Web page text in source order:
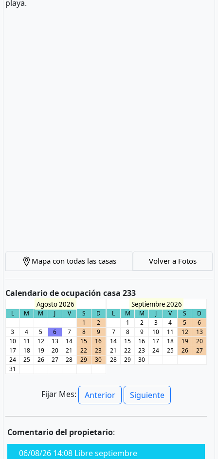
playa.
Mapa con todas las casas Volver a Fotos
Calendario de ocupación casa 233
Agosto 2026
L M M J V S
D
1
2
3
4 5 6 7 8
9
10
11 12 13 14 15
16
17
18 19 20 21 22
23
24
25 26 27 28 29
30
31
Septiembre 2026
L M M J V S
D
1
2 3 4 5
6
7
8 9 10 11 12
13
14
15 16 17 18 19
20
21
22 23 24 25 26
27
28
29 30
Fijar Mes: Anterior Siguiente
Comentario del propietario:
06/08/26 14:08 Libre septiembre